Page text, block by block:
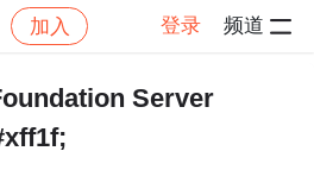
加入 登录 频道
言 帖子详情
Server